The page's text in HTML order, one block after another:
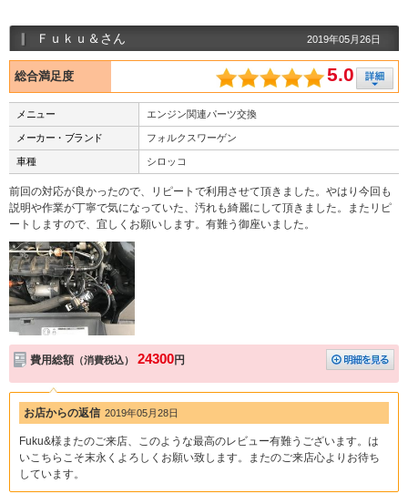
Ｆｕｋｕ＆さん 2019年05月26日
総合満足度 5.0
メニュー エンジン関連パーツ交換
メーカー・ブランド フォルクスワーゲン
車種 シロッコ
前回の対応が良かったので、リピートで利用させて頂きました。やはり今回も
説明や作業が丁寧で気になっていた、汚れも綺麗にして頂きました。またリピ
ートしますので、宜しくお願いします。有難う御座いました。
費用総額 （消費税込） 24300円
お店からの返信 2019年05月28日
Fuku&様またのご来店、このような最高のレビュー有難うございます。は
いこちらこそ末永くよろしくお願い致します。またのご来店心よりお待ち
しています。